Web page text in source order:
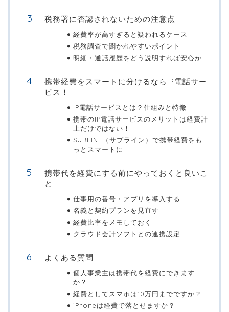
税務署に否認されないための注意点
経費率が高すぎると疑われるケース
税務調査で聞かれやすいポイント
明細・通話履歴をどう説明すれば安心か
携帯経費をスマートに分けるならIP電話サー
ビス！
IP電話サービスとは？仕組みと特徴
携帯のIP電話サービスのメリットは経費計
上だけではない！
SUBLINE（サブライン）で携帯経費をも
っとスマートに
携帯代を経費にする前にやっておくと良いこ
と
仕事用の番号・アプリを導入する
名義と契約プランを見直す
経費比率をメモしておく
クラウド会計ソフトとの連携設定
よくある質問
個人事業主は携帯代を経費にできます
か？
経費としてスマホは10万円までですか？
iPhoneは経費で落とせますか？